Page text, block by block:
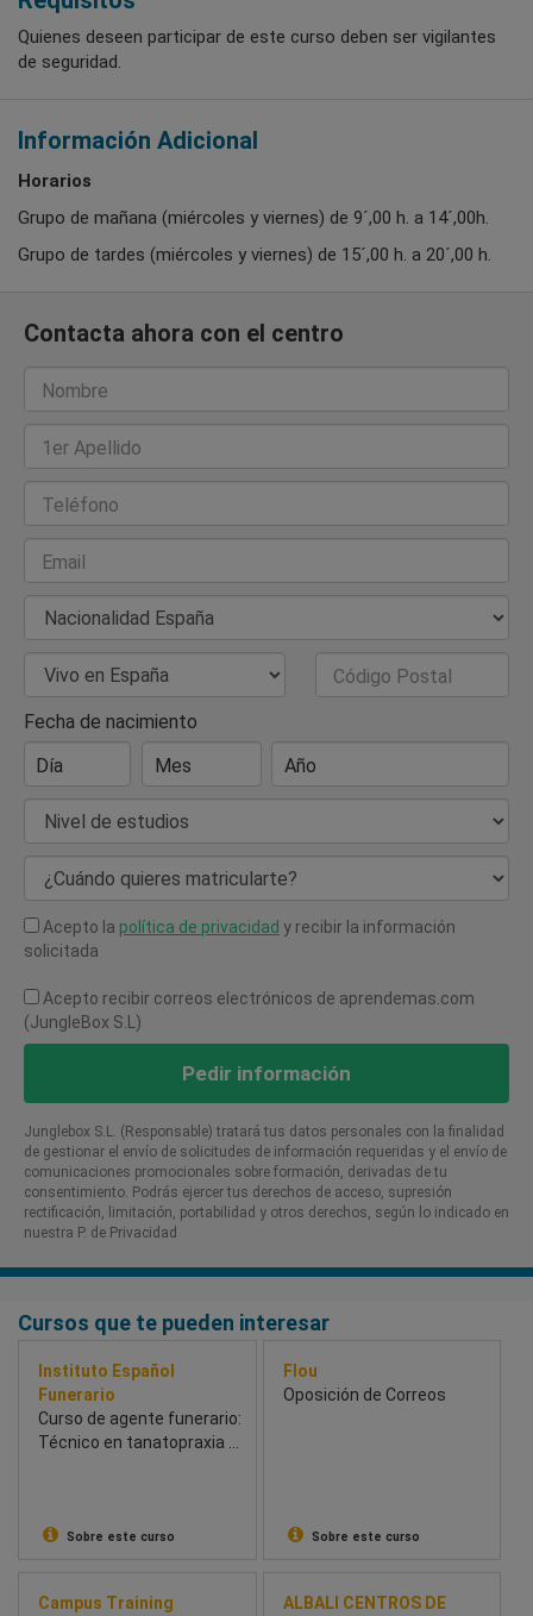
Quienes deseen participar de este curso deben ser vigilantes
de seguridad.
Información Adicional
Horarios
Grupo de mañana (miércoles y viernes) de 9´,00 h. a 14´,00h.
Grupo de tardes (miércoles y viernes) de 15´,00 h. a 20´,00 h.
Contacta ahora con el centro
Nombre
1er Apellido
Teléfono
Email
Nacionalidad
País de Residencia
Código Postal
Fecha de nacimiento
Día
Mes Año
Nivel de estudios
¿Cuándo quieres matricularte?
Acepto la política de privacidad y recibir la información
solicitada
Acepto recibir correos electrónicos de aprendemas.com
(JungleBox S.L)
Pedir información
Junglebox S.L. (Responsable) tratará tus datos personales con la finalidad
de gestionar el envío de solicitudes de información requeridas y el envío de
comunicaciones promocionales sobre formación, derivadas de tu
consentimiento. Podrás ejercer tus derechos de acceso, supresión
rectificación, limitación, portabilidad y otros derechos, según lo indicado en
nuestra P. de Privacidad​
Cursos que te pueden interesar
Instituto Español
Funerario
Curso de agente funerario:
Técnico en tanatopraxia y
Sobre este curso
Flou
Oposición de Correos
Sobre este curso
Campus Training
ALBALI CENTROS DE